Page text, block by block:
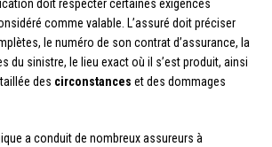
doit respecter certaines exigences
comme valable. L’assuré doit préciser
le numéro de son contrat d’assurance, la
du sinistre, le lieu exact où il s’est produit, ainsi
des circonstances et des dommages
a conduit de nombreux assureurs à